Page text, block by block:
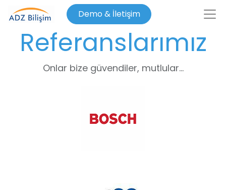
Demo & İletişim
Referanslarımız
Onlar bize güvendiler, mutlular...